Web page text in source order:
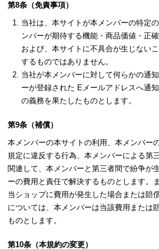
第8条（免責事項）
当社は、本サイトが本メンバーの特定
ンバーが期待する機能・商品価値・正
および、本サイトに不具合が生じない
するものではありません。
当社が本メンバーに対して何らかの通
ーが登録された Eメールアドレスへ通
の義務を果たしたものとします。
第9条（補償）
本メンバーの本サイトの利用、本メンバー
規定に違反する行為、本メンバーによる第
関連して、本メンバーと第三者間で紛争が
ーの費用と責任で解決するものとします。
当ショップに費用が発生した場合または賠
については、本メンバーは当該費用または
ものとします。
第10条（本規約の変更）